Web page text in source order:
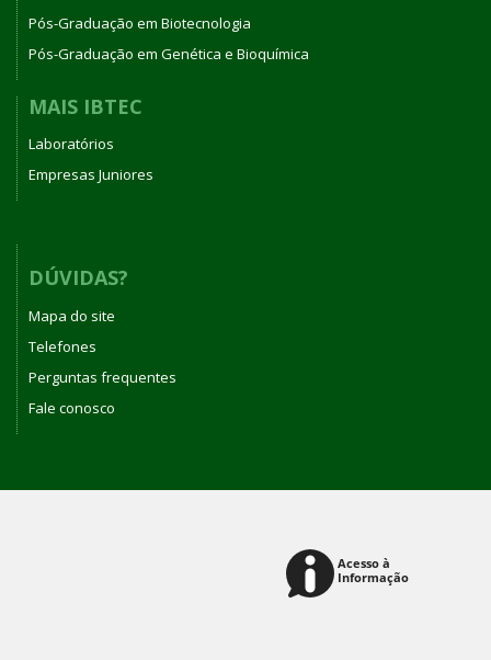
Pós-Graduação em Biotecnologia
Pós-Graduação em Genética e Bioquímica
MAIS IBTEC
Laboratórios
Empresas Juniores
DÚVIDAS?
Mapa do site
Telefones
Perguntas frequentes
Fale conosco